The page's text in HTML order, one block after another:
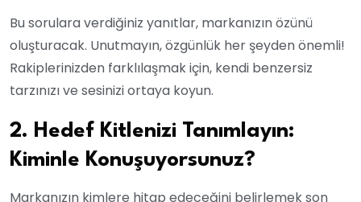
Bu sorulara verdiğiniz yanıtlar, markanızın özünü
oluşturacak. Unutmayın, özgünlük her şeyden önemli!
Rakiplerinizden farklılaşmak için, kendi benzersiz
tarzınızı ve sesinizi ortaya koyun.
2. Hedef Kitlenizi Tanımlayın:
Kiminle Konuşuyorsunuz?
Markanızın kimlere hitap edeceğini belirlemek son